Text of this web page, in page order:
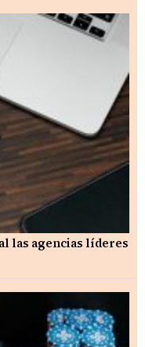
las agencias líderes